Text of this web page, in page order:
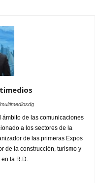
de las comunicaciones
a los sectores de la
de las primeras Expos
de la construcción, turismo y
la R.D.